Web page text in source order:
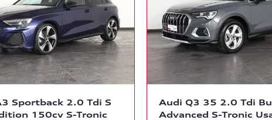
Sportback 2.0 Tdi S
150cv S-Tronic
Audi Q3 35 2.0 Tdi
Advanced S-Tronic